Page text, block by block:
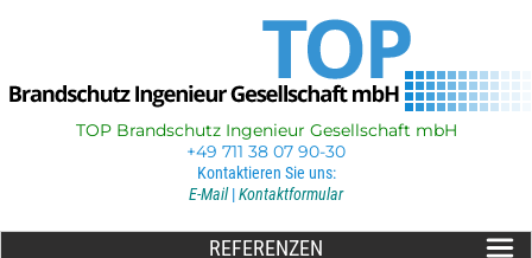
TOP Brandschutz Ingenieur Gesellschaft mbH
+49 711 38 07 90-30
Kontaktieren Sie uns:
E-Mail|Kontaktformular
REFERENZEN